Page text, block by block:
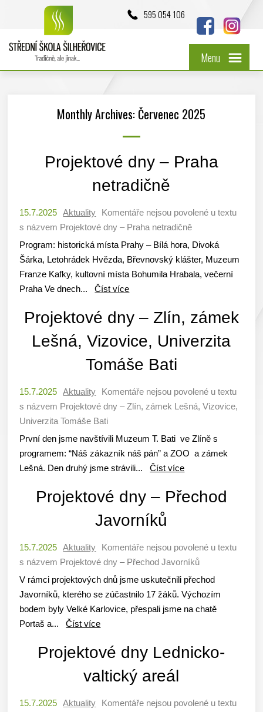
595 054 106
Menu
Monthly Archives: Červenec 2025
Projektové dny – Praha
netradičně
15.7.2025 Aktuality Komentáře nejsou povolené u textu
s názvem Projektové dny – Praha netradičně
Program: historická místa Prahy – Bílá hora, Divoká
Šárka, Letohrádek Hvězda, Břevnovský klášter, Muzeum
Franze Kafky, kultovní místa Bohumila Hrabala, večerní
Praha Ve dnech...Číst více
Projektové dny – Zlín, zámek
Lešná, Vizovice, Univerzita
Tomáše Bati
15.7.2025 Aktuality Komentáře nejsou povolené u textu
s názvem Projektové dny – Zlín, zámek Lešná, Vizovice,
Univerzita Tomáše Bati
První den jsme navštívili Muzeum T. Bati ve Zlíně s
programem: “Náš zákazník náš pán” a ZOO a zámek
Lešná. Den druhý jsme strávili...Číst více
Projektové dny – Přechod
Javorníků
15.7.2025 Aktuality Komentáře nejsou povolené u textu
s názvem Projektové dny – Přechod Javorníků
V rámci projektových dnů jsme uskutečnili přechod
Javorníků, kterého se zúčastnilo 17 žáků. Výchozím
bodem byly Velké Karlovice, přespali jsme na chatě
Portaš a...Číst více
Projektové dny Lednicko-
valtický areál
15.7.2025 Aktuality Komentáře nejsou povolené u textu